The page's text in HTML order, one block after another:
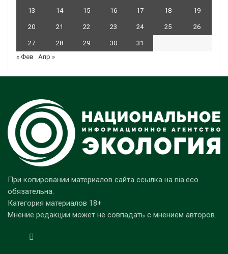
13 14 15 16 17 18 19
20 21 22 23 24 25 26
27 28 29 30
31
« Фев
Апр »
При копировании материалов сайта ссылка на nia.eco
обязательна.
Категория материалов 18+
Мнение редакции может не совпадать с мнением авторов.